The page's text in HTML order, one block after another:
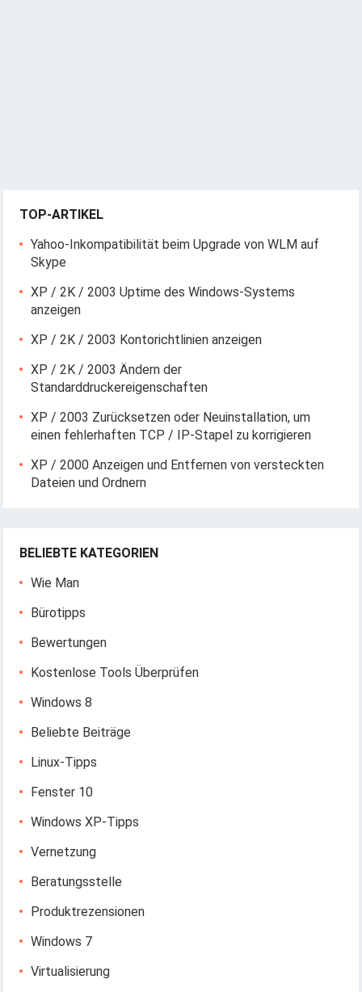
TOP-ARTIKEL
Yahoo-Inkompatibilität beim Upgrade von WLM auf
Skype
XP / 2K / 2003 Uptime des Windows-Systems
anzeigen
XP / 2K / 2003 Kontorichtlinien anzeigen
XP / 2K / 2003 Ändern der
Standarddruckereigenschaften
XP / 2003 Zurücksetzen oder Neuinstallation, um
einen fehlerhaften TCP / IP-Stapel zu korrigieren
XP / 2000 Anzeigen und Entfernen von versteckten
Dateien und Ordnern
BELIEBTE KATEGORIEN
Wie Man
Bürotipps
Bewertungen
Kostenlose Tools Überprüfen
Windows 8
Beliebte Beiträge
Linux-Tipps
Fenster 10
Windows XP-Tipps
Vernetzung
Beratungsstelle
Produktrezensionen
Windows 7
Virtualisierung